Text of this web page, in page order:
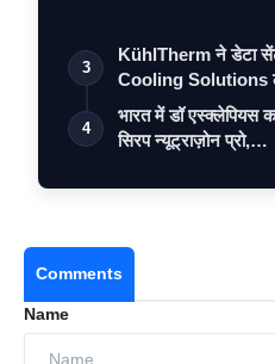
3
KühlTherm ने डेटा
Cooling Solutions
4
भारत में डॉ एस्क्लेपियस
सिरप न्यूट्राज़ोन प्रो,…
Comments
Name